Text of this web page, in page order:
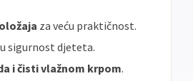
za veću praktičnost.
sigurnost djeteta.
i čisti vlažnom krpom.